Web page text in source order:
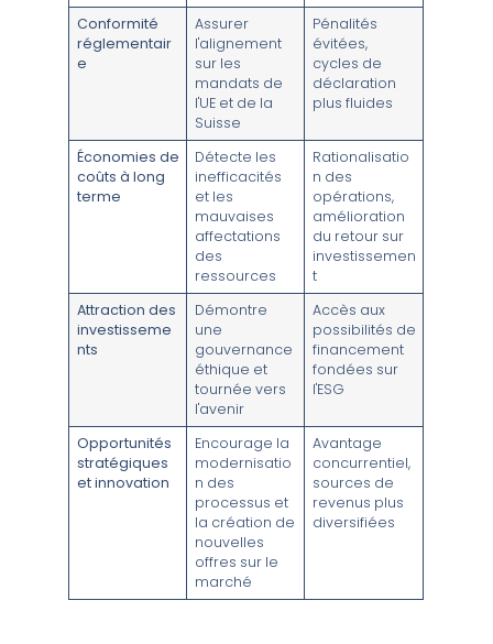
Conformité
réglementair
e
Assurer
l'alignement
sur les
mandats de
l'UE et de la
Suisse
Pénalités
évitées,
cycles de
déclaration
plus fluides
Économies de
coûts à long
terme
Détecte les
inefficacités
et les
mauvaises
affectations
des
ressources
Rationalisatio
n des
opérations,
amélioration
du retour sur
investissemen
t
Attraction des
investisseme
nts
Démontre
une
gouvernance
éthique et
tournée vers
l'avenir
Accès aux
possibilités de
financement
fondées sur
l'ESG
Opportunités
stratégiques
et innovation
Encourage la
modernisatio
n des
processus et
la création de
nouvelles
offres sur le
marché
Avantage
concurrentiel,
sources de
revenus plus
diversifiées